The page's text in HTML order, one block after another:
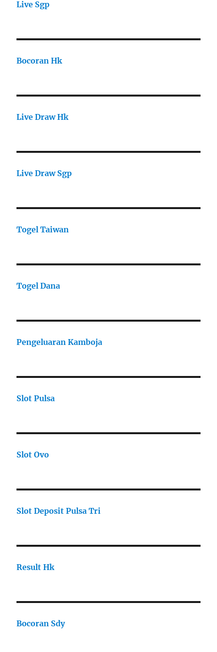
Live Sgp
Bocoran Hk
Live Draw Hk
Live Draw Sgp
Togel Taiwan
Togel Dana
Pengeluaran Kamboja
Slot Pulsa
Slot Ovo
Slot Deposit Pulsa Tri
Result Hk
Bocoran Sdy